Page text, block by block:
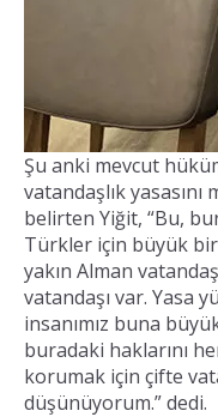
Şu anki mevcut
vatandaşlık
belirten Yiğit, “Bu,
Türkler için büyük
yakın Alman
vatandaşı var. Yasa
insanımız buna
buradaki haklarını
korumak için çifte
düşünüyorum.” dedi.